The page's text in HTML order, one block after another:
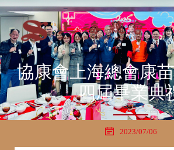
協康會上海總會康
四屆畢業典
2023/07/06